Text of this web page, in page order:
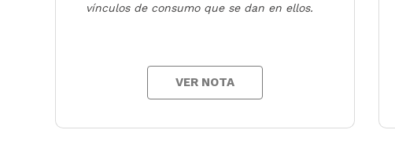
vínculos de consumo que se dan en ellos.
VER NOTA